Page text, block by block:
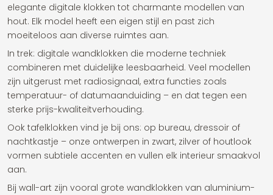
elegante digitale klokken tot charmante modellen van
hout. Elk model heeft een eigen stijl en past zich
moeiteloos aan diverse ruimtes aan.
In trek: digitale wandklokken die moderne techniek
combineren met duidelijke leesbaarheid. Veel modellen
zijn uitgerust met radiosignaal, extra functies zoals
temperatuur- of datumaanduiding – en dat tegen een
sterke prijs-kwaliteitverhouding.
Ook tafelklokken vind je bij ons: op bureau, dressoir of
nachtkastje – onze ontwerpen in zwart, zilver of houtlook
vormen subtiele accenten en vullen elk interieur smaakvol
aan.
Bij wall-art zijn vooral grote wandklokken van aluminium-